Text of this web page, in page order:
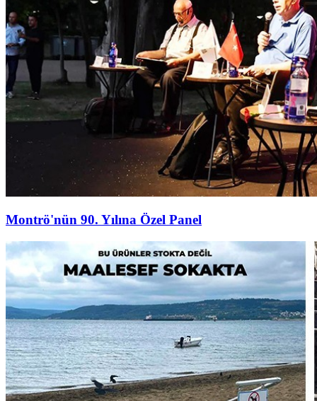
Montrö'nün 90. Yılına Özel Panel